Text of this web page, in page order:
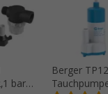
Berger